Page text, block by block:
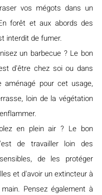
vos mégots dans un
forêt et aux abords des
interdit de fumer.
un barbecue ? Le bon
d'être chez soi ou dans
aménagé pour cet usage,
loin de la végétation
en plein air ? Le bon
de travailler loin des
de les protéger
et d'avoir un extincteur à
Pensez également à